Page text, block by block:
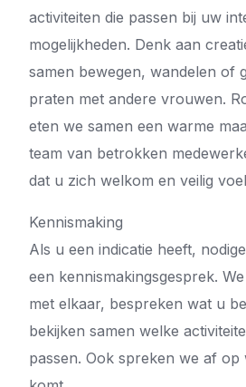
activiteiten die passen bij uw
mogelijkheden. Denk aan
samen bewegen, wandelen of
praten met andere vrouwen.
eten we samen een warme
team van betrokken
dat u zich welkom en veilig
Kennismaking
Als u een indicatie heeft,
een kennismakingsgesprek.
met elkaar, bespreken wat u
bekijken samen welke
passen. Ook spreken we af op